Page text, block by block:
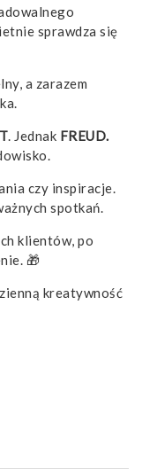
sprawdza się
a zarazem
. Jednak FREUD.
czy inspiracje.
spotkań.
klientów, po
🎁
kreatywność